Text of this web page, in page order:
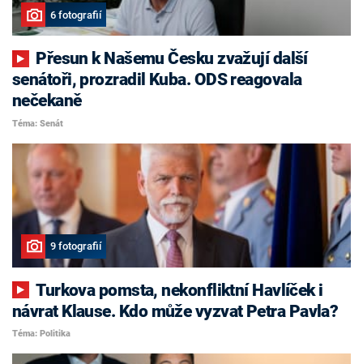
6 fotografií
senátoři, prozradil Kuba. ODS reagovala
nečekaně
Téma: Senát
9 fotografií
Turkova pomsta, nekonfliktní Havlíček i
návrat Klause. Kdo může vyzvat Petra Pavla?
Téma: Politika